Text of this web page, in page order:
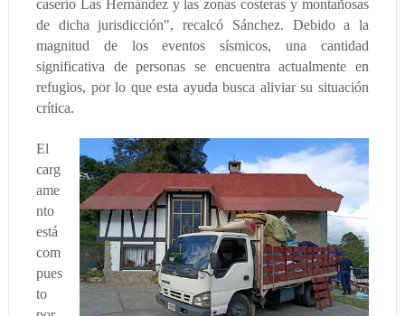
caserío Las Hernández y las zonas costeras y montañosas
de dicha jurisdicción", recalcó Sánchez. Debido a la
magnitud de los eventos sísmicos, una cantidad
significativa de personas se encuentra actualmente en
refugios, por lo que esta ayuda busca aliviar su situación
crítica.
El
carg
ame
nto
está
com
pues
to